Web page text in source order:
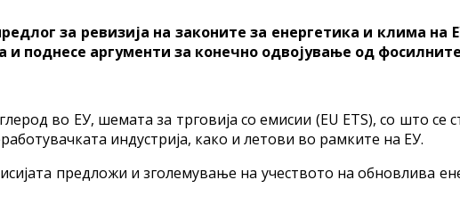
за ревизија на законите за енергетика и клима
и поднесе аргументи за конечно одвојување од
во ЕУ, шемата за трговија со емисии (EU ETS), со што
индустрија, како и летови во рамките на ЕУ.
предложи и зголемување на учеството на обновлива